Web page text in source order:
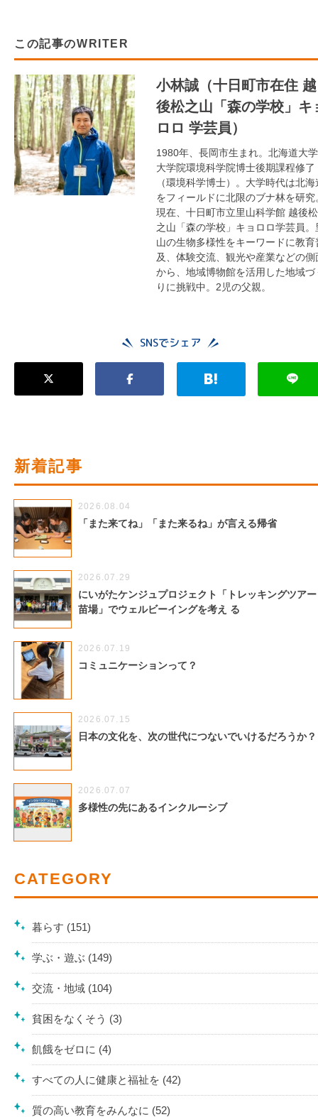
この記事のWRITER
小林誠（十日町市在住 越
後松之山「森の学校」キ
ロロ 学芸員）
1980年、長岡市生まれ。北海道大学
大学院環境科学院博士後期課程修了
（環境科学博士）。大学時代は北海
をフィールドに北限のブナ林を研究
現在、十日町市立里山科学館 越後松
之山「森の学校」キョロロ学芸員。
山の生物多様性をキーワードに教育
及、体験交流、観光や産業などの側
から、地域博物館を活用した地域づ
りに挑戦中。2児の父親。
SNSでシェア
新着記事
2026.08.04
「また来てね」「また来るね」が言える帰省
2026.07.29
にいがたケンジュプロジェクト「トレッキングツア
苗場」でウェルビーイングを考え る
2026.07.19
コミュニケーションって？
2026.07.15
日本の文化を、次の世代につないでいけるだろう
2026.07.07
多様性の先にあるインクルーシブ
CATEGORY
暮らす (151)
学ぶ・遊ぶ (149)
交流・地域 (104)
貧困をなくそう (3)
飢餓をゼロに (4)
すべての人に健康と福祉を (42)
質の高い教育をみんなに (52)